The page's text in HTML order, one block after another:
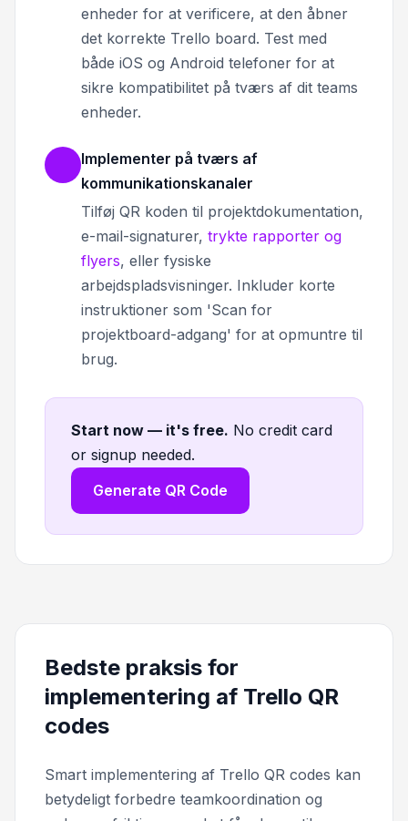
enheder for at verificere, at den åbner
det korrekte Trello board. Test med
både iOS og Android telefoner for at
sikre kompatibilitet på tværs af dit teams
enheder.
Implementer på tværs af
kommunikationskanaler
Tilføj QR koden til projektdokumentation,
e-mail-signaturer, trykte rapporter og
flyers, eller fysiske
arbejdspladsvisninger. Inkluder korte
instruktioner som 'Scan for
projektboard-adgang' for at opmuntre til
brug.
Start now — it's free. No credit card
or signup needed.
Generate QR Code
Bedste praksis for
implementering af Trello QR
codes
Smart implementering af Trello QR codes kan
betydeligt forbedre teamkoordination og